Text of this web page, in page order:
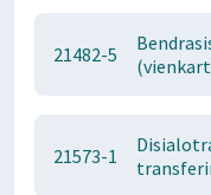
21482-5
21573-1